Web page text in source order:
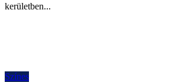
kerületben...
Színes